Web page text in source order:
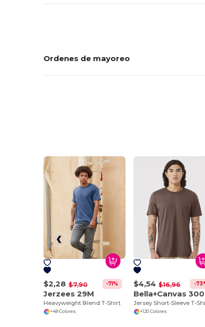
Ordenes de mayoreo
$2,28 $7,90 -71%
Jerzees 29M
Heavyweight Blend T-Shirt
+48 Colores
$4,54 $16,96 -
Bella+Canvas
Jersey Short-Sleeve T-
+120 Colores